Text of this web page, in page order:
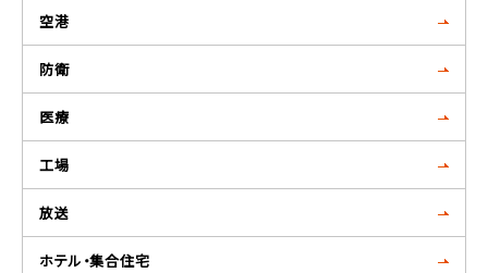
空港
防衛
医療
工場
放送
ホテル・集合住宅